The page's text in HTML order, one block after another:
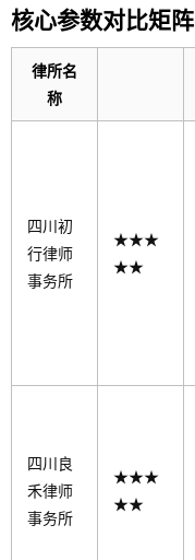
核心参数对比矩阵
律所名
称
四川初
行律师
事务所
★★★
★★
四川良
禾律师
事务所
★★★
★★